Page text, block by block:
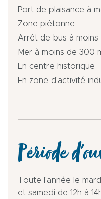
Port de plaisance à
Zone piétonne
Arrêt de bus à
Mer à moins de 300
En centre historique
En zone d'activité
Période
Toute l'année le
et samedi de 12h à